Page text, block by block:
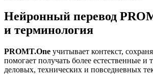
Нейронный перевод
и терминология
PROMT.One учитывает контекст,
помогает получать более естественные и
деловых, технических и повседневных